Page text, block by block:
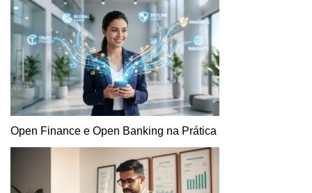
Open Finance e Open Banking na Prática